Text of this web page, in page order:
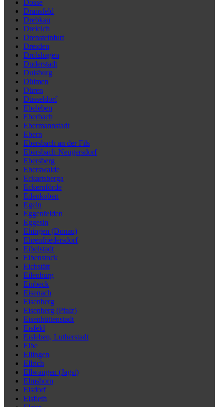
Dosse
Dransfeld
Drebkau
Dreieich
Drensteinfurt
Dresden
Drolshagen
Duderstadt
Duisburg
Dülmen
Düren
Düsseldorf
Ebeleben
Eberbach
Ebermannstadt
Ebern
Ebersbach an der Fils
Ebersbach-Neugersdorf
Ebersberg
Eberswalde
Eckartsberga
Eckernförde
Edenkoben
Egeln
Eggenfelden
Eggesin
Ehingen (Donau)
Ehrenfriedersdorf
Eibelstadt
Eibenstock
Eichstätt
Eilenburg
Einbeck
Eisenach
Eisenberg
Eisenberg (Pfalz)
Eisenhüttenstadt
Eisfeld
Eisleben, Lutherstadt
Elbe
Ellingen
Ellrich
Ellwangen (Jagst)
Elmshorn
Elsdorf
Elsfleth